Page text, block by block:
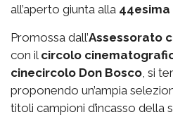
all’aperto giunta alla
Promossa dall’Assessorato
con il circolo
cinecircolo Don Bosco, si
proponendo un’ampia
titoli campioni d’incasso della